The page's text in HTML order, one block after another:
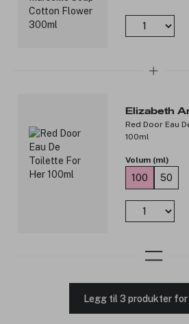
Elizabeth
Red Door Eau
100ml
Volum (ml)
100 50
Legg til 3 produkter for